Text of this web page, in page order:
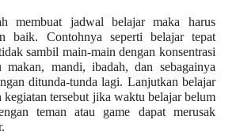
membuat jadwal belajar maka harus
baik. Contohnya seperti belajar tepat
sambil main-main dengan konsentrasi
makan, mandi, ibadah, dan sebagainya
ditunda-tunda lagi. Lanjutkan belajar
kegiatan tersebut jika waktu belajar belum
teman atau game dapat merusak